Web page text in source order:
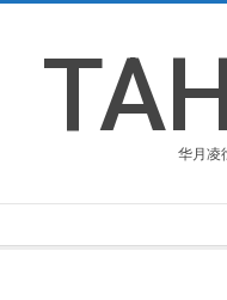
content
华月凌
Navigation